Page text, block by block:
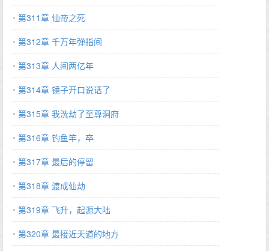
第311章 仙帝之死
第312章 千万年弹指间
第313章 人间两亿年
第314章 镜子开口说话了
第315章 我洗劫了至尊洞府
第316章 钓鱼竿，卒
第317章 最后的停留
第318章 渡成仙劫
第319章 飞升，起源大陆
第320章 最接近天道的地方